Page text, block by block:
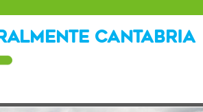
CANTABRIA